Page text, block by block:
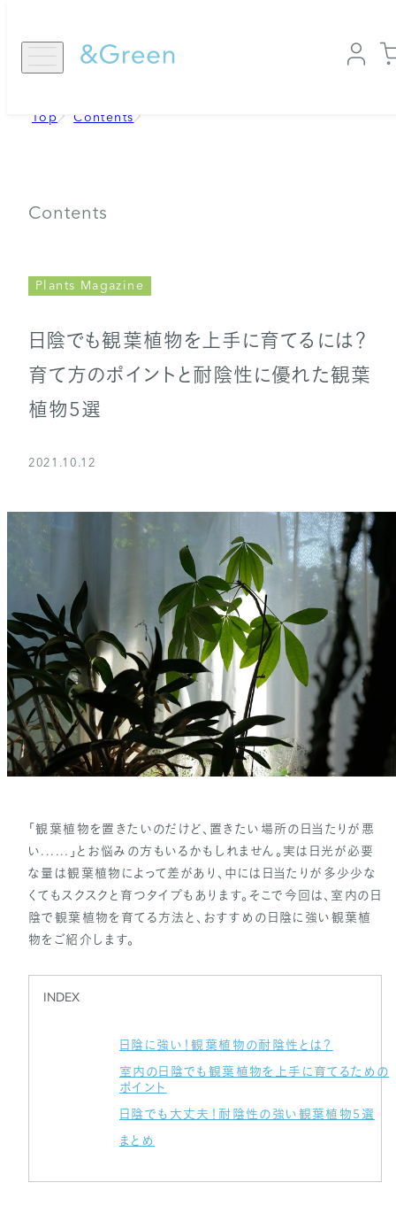
Top Contents
Contents
Plants Magazine
日陰でも観葉植物を上手に育てるには？
育て方のポイントと耐陰性に優れた観葉
植物5選
2021.10.12
「観葉植物を置きたいのだけど、置きたい場所の日当たりが悪
い......」とお悩みの方もいるかもしれません。実は日光が必要
な量は観葉植物によって差があり、中には日当たりが多少少な
くてもスクスクと育つタイプもあります。そこで今回は、室内の日
陰で観葉植物を育てる方法と、おすすめの日陰に強い観葉植
物をご紹介します。
INDEX
日陰に強い！観葉植物の耐陰性とは？
室内の日陰でも観葉植物を上手に育てるための
ポイント
日陰でも大丈夫！耐陰性の強い観葉植物5選
まとめ